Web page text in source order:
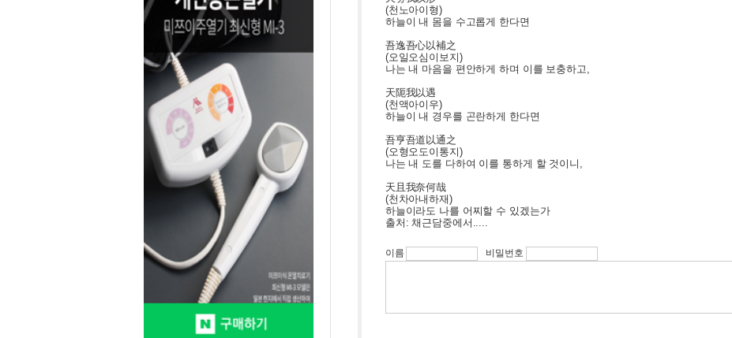
(천노아이형)
하늘이 내 몸을 수고롭게 한다면
吾逸吾心以補之
(오일오심이보지)
나는 내 마음을 편안하게 하며 이를 보충하고,
天阨我以遇
(천액아이우)
하늘이 내 경우를 곤란하게 한다면
吾亨吾道以通之
(오형오도이통지)
나는 내 도를 다하여 이를 통하게 할 것이니,
天且我奈何哉
(천차아내하재)
하늘이라도 나를 어찌할 수 있겠는가
출처: 채근담중에서.....
이름 비밀번호